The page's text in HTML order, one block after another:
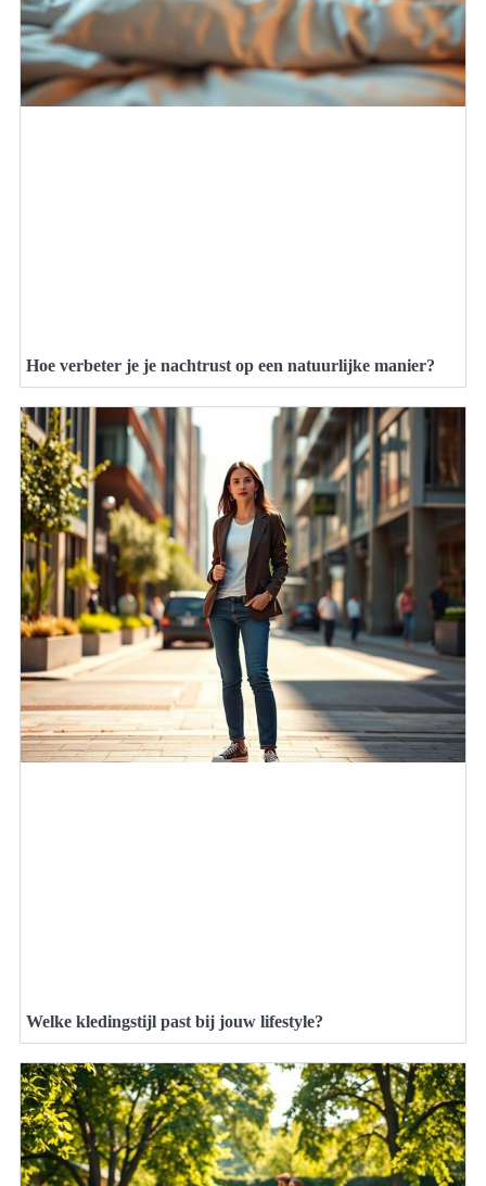
Hoe verbeter je je nachtrust op een natuurlijke manier?
Welke kledingstijl past bij jouw lifestyle?